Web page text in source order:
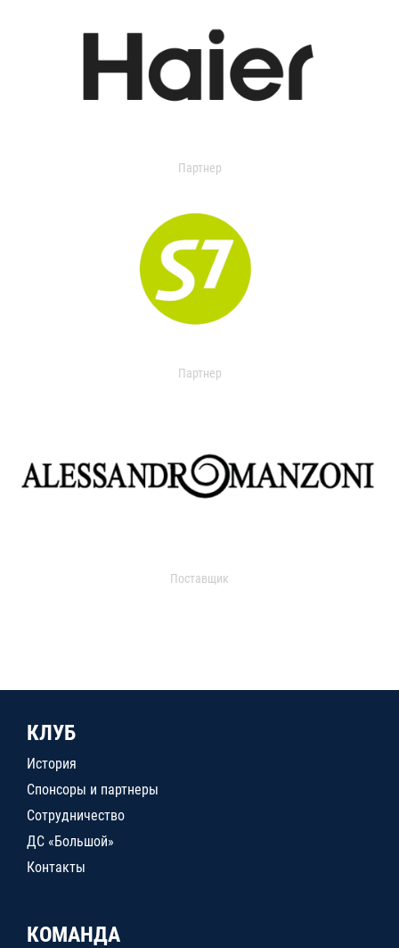
Партнер
Партнер
Поставщик
КЛУБ
История
Спонсоры и партнеры
Сотрудничество
ДС «Большой»
Контакты
КОМАНДА